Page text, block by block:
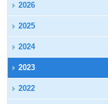
2026
2025
2024
2023
2022